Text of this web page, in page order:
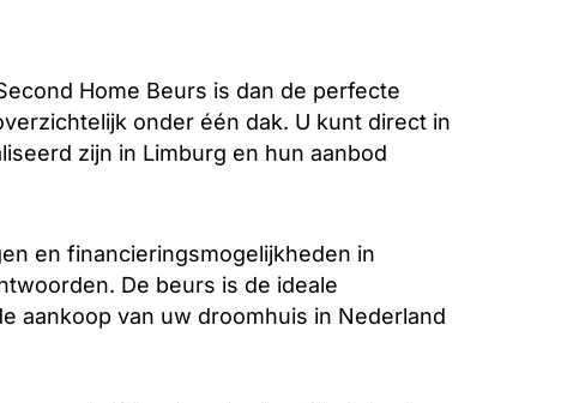
Home Beurs is dan de perfecte
onder één dak. U kunt direct in
zijn in Limburg en hun aanbod
en financieringsmogelijkheden in
De beurs is de ideale
aankoop van uw droomhuis in Nederland